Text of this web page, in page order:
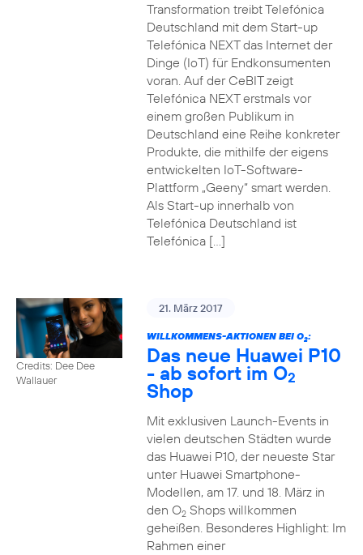
Transformation treibt Telefónica
Deutschland mit dem Start-up
Telefónica NEXT das Internet der
Dinge (IoT) für Endkonsumenten
voran. Auf der CeBIT zeigt
Telefónica NEXT erstmals vor
einem großen Publikum in
Deutschland eine Reihe konkreter
Produkte, die mithilfe der eigens
entwickelten IoT-Software-
Plattform „Geeny“ smart werden.
Als Start-up innerhalb von
Telefónica Deutschland ist
Telefónica […]
Credits: Dee Dee
Wallauer
21. März 2017
WILLKOMMENS-AKTIONEN BEI O2:
Das neue Huawei P10
- ab sofort im O2
Shop
Mit exklusiven Launch-Events in
vielen deutschen Städten wurde
das Huawei P10, der neueste Star
unter Huawei Smartphone-
Modellen, am 17. und 18. März in
den O2Shops willkommen
geheißen. Besonderes Highlight: Im
Rahmen einer